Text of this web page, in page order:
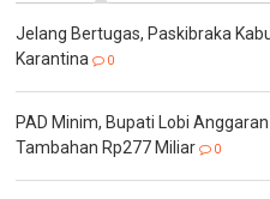
Jelang Bertugas, Paskibraka
Karantina
0
PAD Minim, Bupati Lobi
Tambahan Rp277 Miliar
0